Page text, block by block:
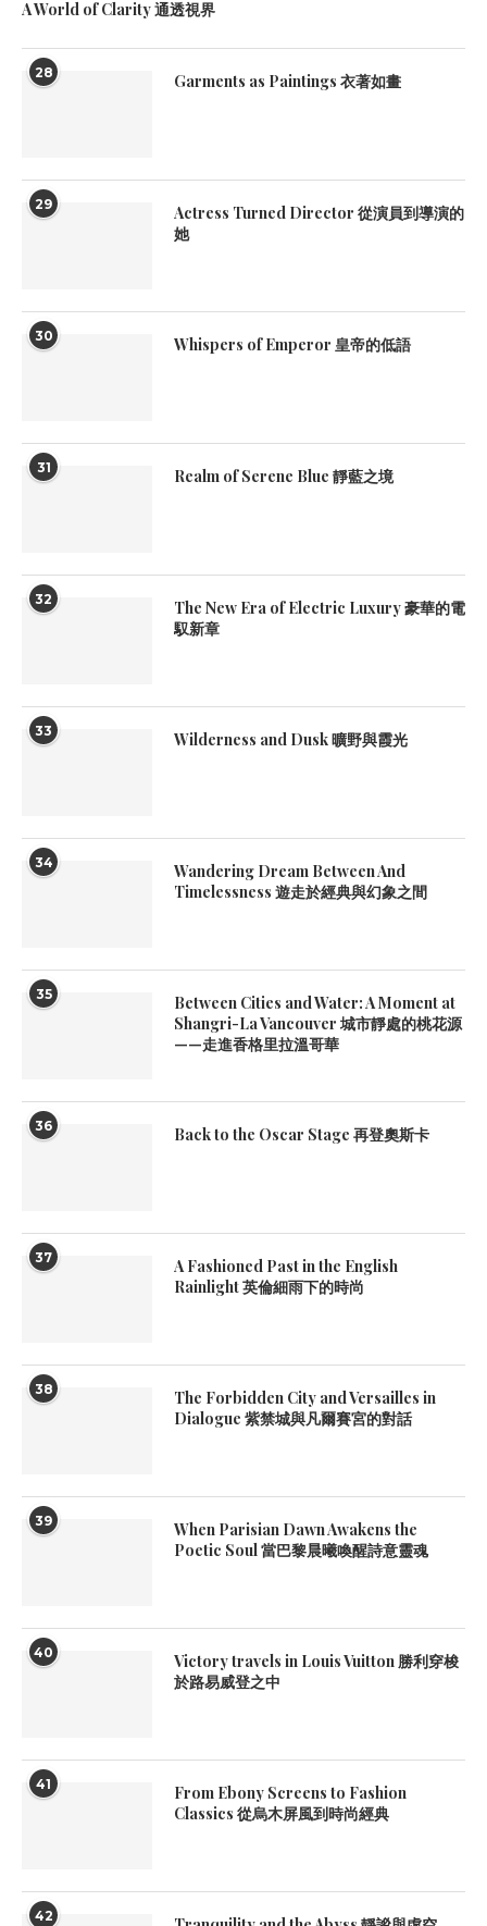
A World of Clarity 通透視界
28 Garments as Paintings 衣著如畫
29
Actress Turned Director 從演員到導演的
她
30 Whispers of Emperor 皇帝的低語
31 Realm of Serene Blue 靜藍之境
32
The New Era of Electric Luxury 豪華的電
馭新章
33 Wilderness and Dusk 曠野與霞光
34
Wandering Dream Between And
Timelessness 遊走於經典與幻象之間
35
Between Cities and Water: A Moment at
Shangri-La Vancouver 城市靜處的桃花源
——走進香格里拉溫哥華
36 Back to the Oscar Stage 再登奧斯卡
37
A Fashioned Past in the English
Rainlight 英倫細雨下的時尚
38
The Forbidden City and Versailles in
Dialogue 紫禁城與凡爾賽宮的對話
39
When Parisian Dawn Awakens the
Poetic Soul 當巴黎晨曦喚醒詩意靈魂
40
Victory travels in Louis Vuitton 勝利穿梭
於路易威登之中
41
From Ebony Screens to Fashion
Classics 從烏木屏風到時尚經典
42